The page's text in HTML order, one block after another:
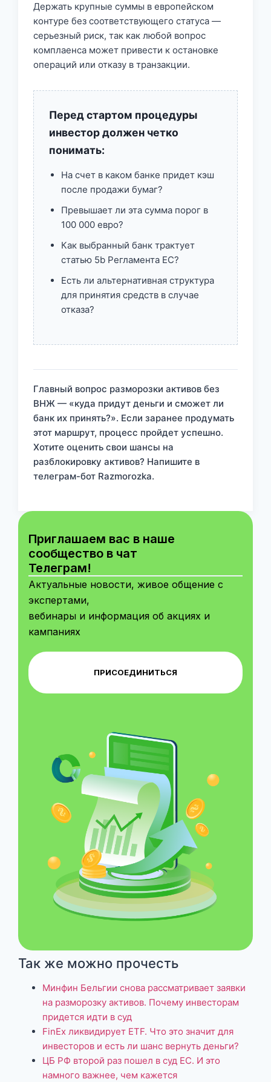
Держать крупные суммы в европейском
контуре без соответствующего статуса —
серьезный риск, так как любой вопрос
комплаенса может привести к остановке
операций или отказу в транзакции.
Перед стартом процедуры
инвестор должен четко
понимать:
На счет в каком банке придет кэш
после продажи бумаг?
Превышает ли эта сумма порог в
100 000 евро?
Как выбранный банк трактует
статью 5b Регламента ЕС?
Есть ли альтернативная структура
для принятия средств в случае
отказа?
Главный вопрос разморозки активов без
ВНЖ — «куда придут деньги и сможет ли
банк их принять?». Если заранее продумать
этот маршрут, процесс пройдет успешно.
Хотите оценить свои шансы на
разблокировку активов? Напишите в
телеграм-бот Razmorozka.
Приглашаем вас в наше
сообщество в чат
Телеграм!
Актуальные новости, живое общение с
экспертами,
вебинары и информация об акциях и
кампаниях
ПРИСОЕДИНИТЬСЯ
Так же можно прочесть
Минфин Бельгии снова рассматривает заявки
на разморозку активов. Почему инвесторам
придется идти в суд
FinEx ликвидирует ETF. Что это значит для
инвесторов и есть ли шанс вернуть деньги?
ЦБ РФ второй раз пошел в суд ЕС. И это
намного важнее, чем кажется